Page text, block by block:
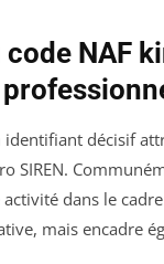
NAF
identifiant décisif
SIREN.
dans le
mais encadre